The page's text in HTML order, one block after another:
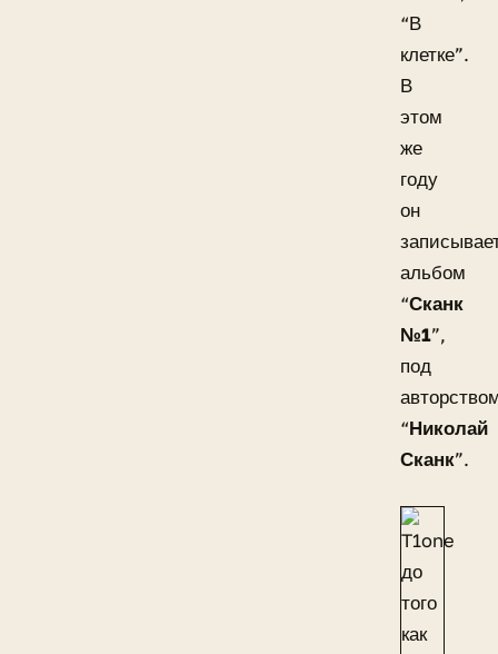
“В
клетке”.
В
этом
же
году
он
альбом
“Сканк
№1”,
под
“Николай
Сканк”.